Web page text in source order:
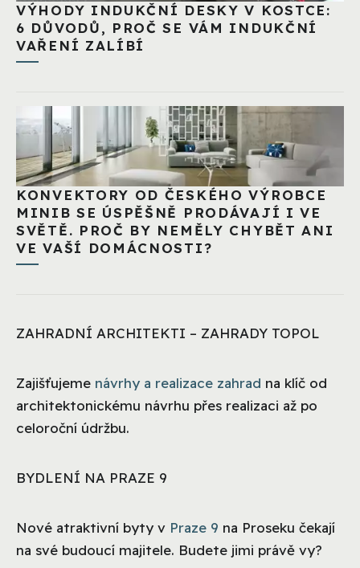
VÝHODY INDUKČNÍ DESKY V KOSTCE:
6 DŮVODŮ, PROČ SE VÁM INDUKČNÍ
VAŘENÍ ZALÍBÍ
KONVEKTORY OD ČESKÉHO VÝROBCE
MINIB SE ÚSPĚŠNĚ PRODÁVAJÍ I VE
SVĚTĚ. PROČ BY NEMĚLY CHYBĚT ANI
VE VAŠÍ DOMÁCNOSTI?
ZAHRADNÍ ARCHITEKTI – ZAHRADY TOPOL
Zajišťujeme návrhy a realizace zahrad na klíč od
architektonickému návrhu přes realizaci až po
celoroční údržbu.
BYDLENÍ NA PRAZE 9
Nové atraktivní byty v Praze 9 na Proseku čekají
na své budoucí majitele. Budete jimi právě vy?